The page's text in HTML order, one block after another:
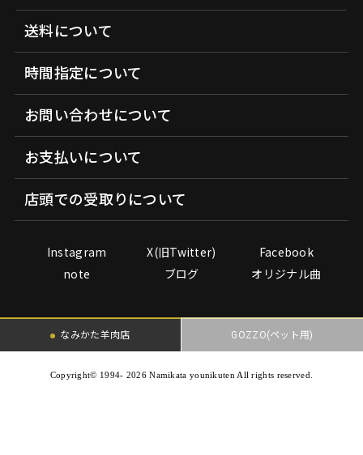
送料について
時間指定について
お問い合わせについて
お支払いについて
店頭での受取りについて
Instagram X(旧Twitter)
Facebook
note
ブログ オリジナル曲
なみかた羊肉店 GOZZO(ペット用)
Copyright© 1994- 2026 Namikata younikuten All rights reserved.